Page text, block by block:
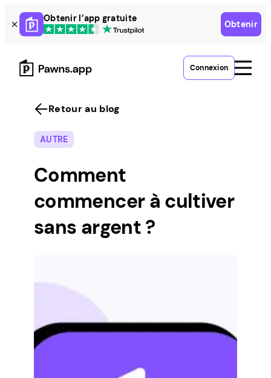
Skip
to
content
Obtenir l’app gratuite
Obtenir
Connexion
Retour au blog
AUTRE
Comment
commencer à cultiver
sans argent ?